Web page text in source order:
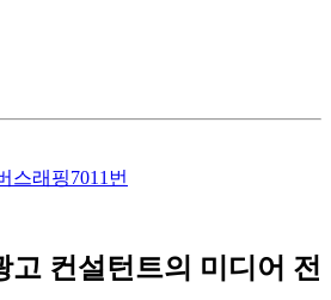
스래핑7011번
고 컨설턴트의 미디어 전